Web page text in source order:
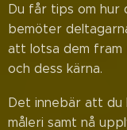
Du får tips om hur
bemöter
att lotsa dem fram
och dess kärna.
Det innebär att du
måleri samt nå